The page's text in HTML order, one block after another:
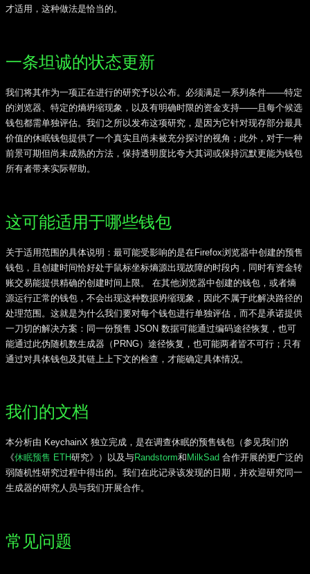
才适用，这种做法是恰当的。
一条坦诚的状态更新
我们将其作为一项正在进行的研究予以公布。必须满足一系列条件——特定
的浏览器、特定的熵坍缩现象，以及有明确时限的资金支持——且每个候选
钱包都需单独评估。我们之所以发布这项研究，是因为它针对现存部分最具
价值的休眠钱包提供了一个真实且尚未被充分探讨的视角；此外，对于一种
前景可期但尚未成熟的方法，保持透明度比夸大其词或保持沉默更能为钱包
所有者带来实际帮助。
这可能适用于哪些钱包
关于适用范围的具体说明：最可能受影响的是在Firefox浏览器中创建的预售
钱包，且创建时间恰好处于鼠标坐标熵源出现故障的时段内，同时有资金转
账交易能提供精确的创建时间上限。 在其他浏览器中创建的钱包，或者熵
源运行正常的钱包，不会出现这种数据坍缩现象，因此不属于此解决路径的
处理范围。这就是为什么我们要对每个钱包进行单独评估，而不是承诺提供
一刀切的解决方案：同一份预售 JSON 数据可能通过编码途径恢复，也可
能通过此伪随机数生成器（PRNG）途径恢复，也可能两者皆不可行；只有
通过对具体钱包及其链上上下文的检查，才能确定具体情况。
我们的文档
本分析由 KeychainX 独立完成，是在调查休眠的预售钱包（参见我们的
《休眠预售 ETH研究》）以及与Randstorm和 MilkSad 合作开展的更广泛的
弱随机性研究过程中得出的。我们在此记录该发现的日期，并欢迎研究同一
生成器的研究人员与我们开展合作。
常见问题